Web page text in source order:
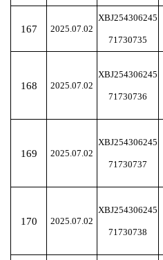
167 2025.07.02
XBJ254306245
71730735
168 2025.07.02
XBJ254306245
71730736
169 2025.07.02
XBJ254306245
71730737
170 2025.07.02
XBJ254306245
71730738